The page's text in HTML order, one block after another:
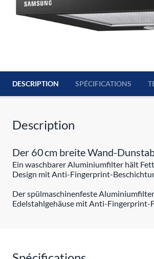
DESCRIPTION SPÉCIFICATIONS
Description
Der 60 cm breite Wand-
Ein waschbarer Aluminiumfilter hält
Design mit Anti-Fingerprint-
Der spülmaschinenfeste
Edelstahlgehäuse mit Anti-Fingerprint-